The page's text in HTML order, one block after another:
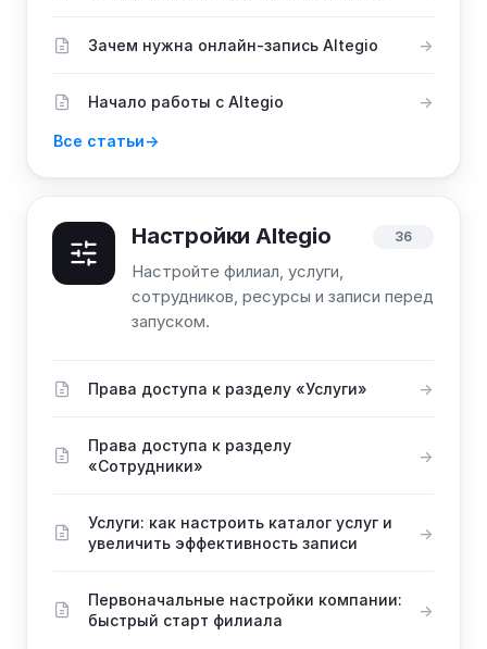
Зачем нужна онлайн-запись Altegio
Начало работы с Altegio
Все статьи
Настройки Altegio 36
Настройте филиал, услуги,
сотрудников, ресурсы и записи перед
запуском.
Права доступа к разделу «Услуги»
Права доступа к разделу
«Сотрудники»
Услуги: как настроить каталог услуг и
увеличить эффективность записи
Первоначальные настройки компании:
быстрый старт филиала